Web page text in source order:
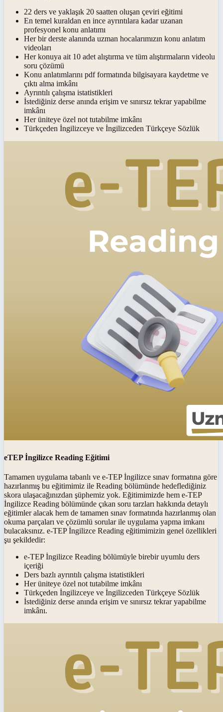
22 ders ve yaklaşık 20 saatten oluşan çeviri eğitimi
En temel kuraldan en ince ayrıntılara kadar uzanan
profesyonel konu anlatımı
Her bir derste alanında uzman hocalarımızın konu anlatım
videoları
Her konuya ait 10 adet alıştırma ve tüm alıştırmaların videolu
soru çözümü
Konu anlatımlarını pdf formatında bilgisayara kaydetme ve
çıktı alma imkânı
Ayrıntılı çalışma istatistikleri
İstediğiniz derse anında erişim ve sınırsız tekrar yapabilme
imkânı
Her üniteye özel not tutabilme imkânı
Türkçeden İngilizceye ve İngilizceden Türkçeye Sözlük
eTEP İngilizce Reading Eğitimi
Tamamen uygulama tabanlı ve e-TEP İngilizce sınav formatına göre
hazırlanmış bu eğitimimiz ile Reading bölümünde hedeflediğiniz
skora ulaşacağınızdan şüphemiz yok. Eğitimimizde hem e-TEP
İngilizce Reading bölümünde çıkan soru tarzları hakkında detaylı
eğitimler alacak hem de tamamen sınav formatında hazırlanmış olan
okuma parçaları ve çözümlü sorular ile uygulama yapma imkanı
bulacaksınız. e-TEP İngilizce Reading eğitimimizin genel özellikleri
şu şekildedir:
e-TEP İngilizce Reading bölümüyle birebir uyumlu ders
içeriği
Ders bazlı ayrıntılı çalışma istatistikleri
Her üniteye özel not tutabilme imkânı
Türkçeden İngilizceye ve İngilizceden Türkçeye Sözlük
İstediğiniz derse anında erişim ve sınırsız tekrar yapabilme
imkânı.